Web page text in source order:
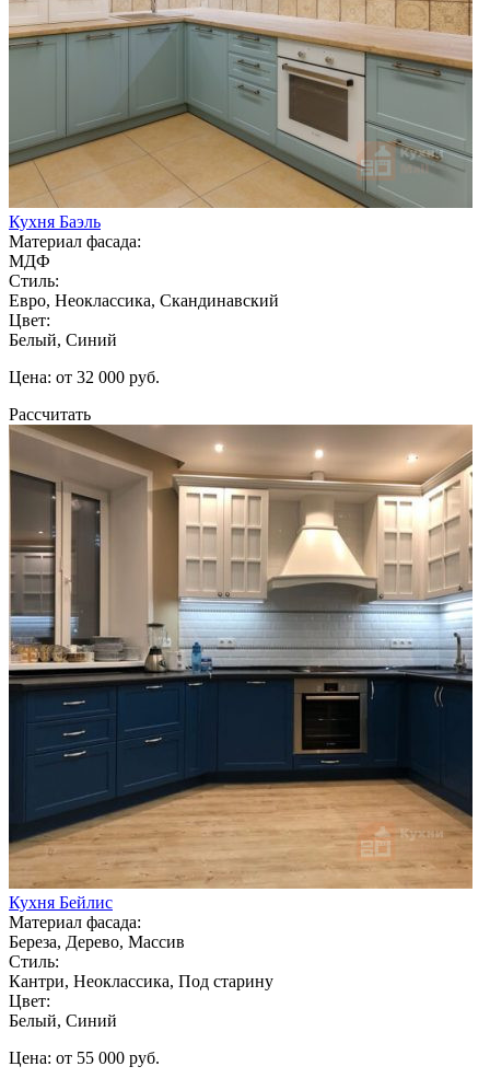
Кухня Баэль
Материал фасада:
МДФ
Стиль:
Евро, Неоклассика, Скандинавский
Цвет:
Белый, Синий
Цена: от 32 000 руб.
Рассчитать
Кухня Бейлис
Материал фасада:
Береза, Дерево, Массив
Стиль:
Кантри, Неоклассика, Под старину
Цвет:
Белый, Синий
Цена: от 55 000 руб.